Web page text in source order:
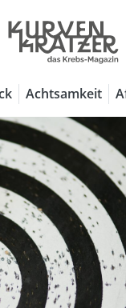
Achtsamkeit